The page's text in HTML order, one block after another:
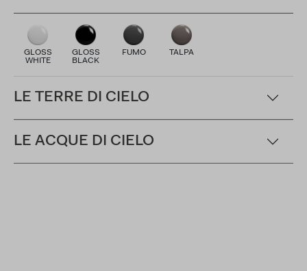
GLOSS
WHITE
GLOSS
BLACK
FUMO TALPA
LE TERRE DI CIELO
LE ACQUE DI CIELO